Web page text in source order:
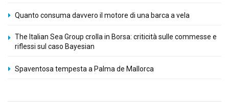
Quanto consuma davvero il motore di una barca a vela
The Italian Sea Group crolla in Borsa: criticità sulle commesse e
riflessi sul caso Bayesian
Spaventosa tempesta a Palma de Mallorca